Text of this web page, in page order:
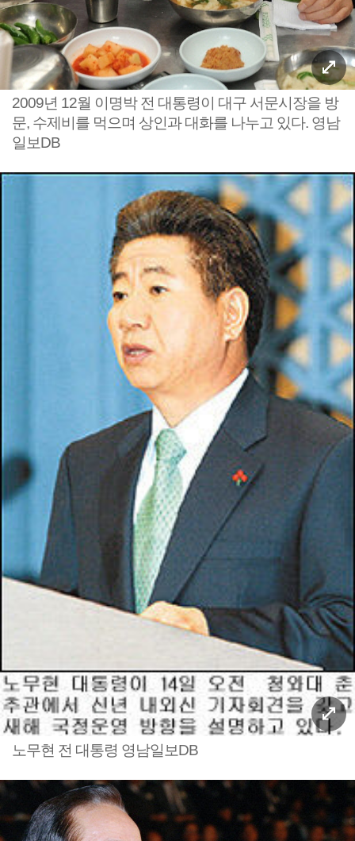
2009년 12월 이명박 전 대통령이 대구 서문시장을 방
문, 수제비를 먹으며 상인과 대화를 나누고 있다. 영남
일보DB
노무현 전 대통령 영남일보DB